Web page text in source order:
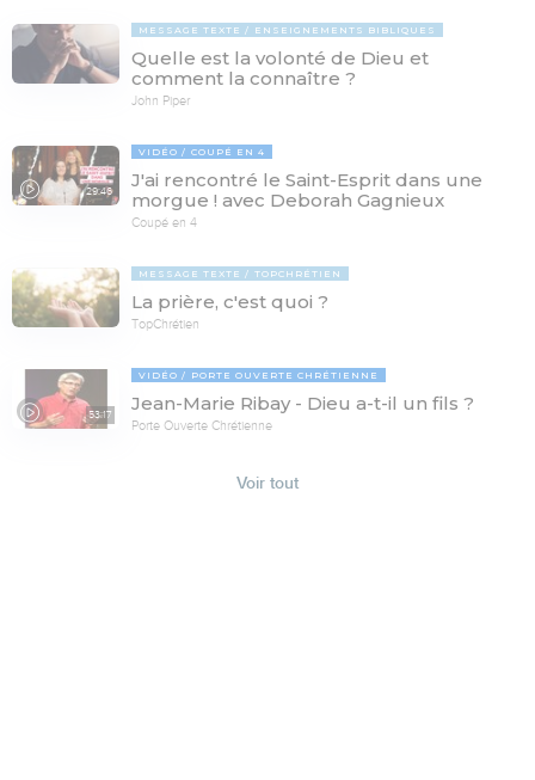
MESSAGE TEXTE ENSEIGNEMENTS BIBLIQUES
Quelle est la volonté de Dieu et
comment la connaître ?
John Piper
29:46
VIDÉO COUPÉ EN 4
J'ai rencontré le Saint-Esprit dans une
morgue ! avec Deborah Gagnieux
Coupé en 4
MESSAGE TEXTE TOPCHRÉTIEN
La prière, c'est quoi ?
TopChrétien
53:17
VIDÉO PORTE OUVERTE CHRÉTIENNE
Jean-Marie Ribay - Dieu a-t-il un fils ?
Porte Ouverte Chrétienne
Voir tout